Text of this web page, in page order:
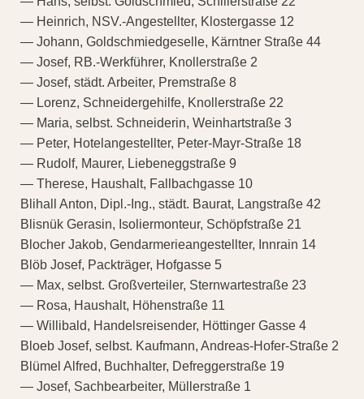
— Heinrich, NSV.-Angestellter, Klostergasse 12
— Johann, Goldschmiedgeselle, Kärntner Straße 44
— Josef, RB.-Werkführer, Knollerstraße 2
— Josef, städt. Arbeiter, Premstraße 8
— Lorenz, Schneidergehilfe, Knollerstraße 22
— Maria, selbst. Schneiderin, Weinhartstraße 3
— Peter, Hotelangestellter, Peter-Mayr-Straße 18
— Rudolf, Maurer, Liebeneggstraße 9
— Therese, Haushalt, Fallbachgasse 10
Blihall Anton, Dipl.-Ing., städt. Baurat, Langstraße 42
Blisnük Gerasin, Isoliermonteur, Schöpfstraße 21
Blocher Jakob, Gendarmerieangestellter, Innrain 14
Blöb Josef, Packträger, Hofgasse 5
— Max, selbst. Großverteiler, Sternwartestraße 23
— Rosa, Haushalt, Höhenstraße 11
— Willibald, Handelsreisender, Höttinger Gasse 4
Bloeb Josef, selbst. Kaufmann, Andreas-Hofer-Straße 2
Blümel Alfred, Buchhalter, Defreggerstraße 19
— Josef, Sachbearbeiter, Müllerstraße 1